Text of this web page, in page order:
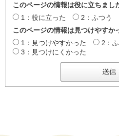
このページの情報は役に立ちまし
1：役に立った
2：ふつう
このページの情報は見つけやすか
1：見つけやすかった
2：
3：見つけにくかった